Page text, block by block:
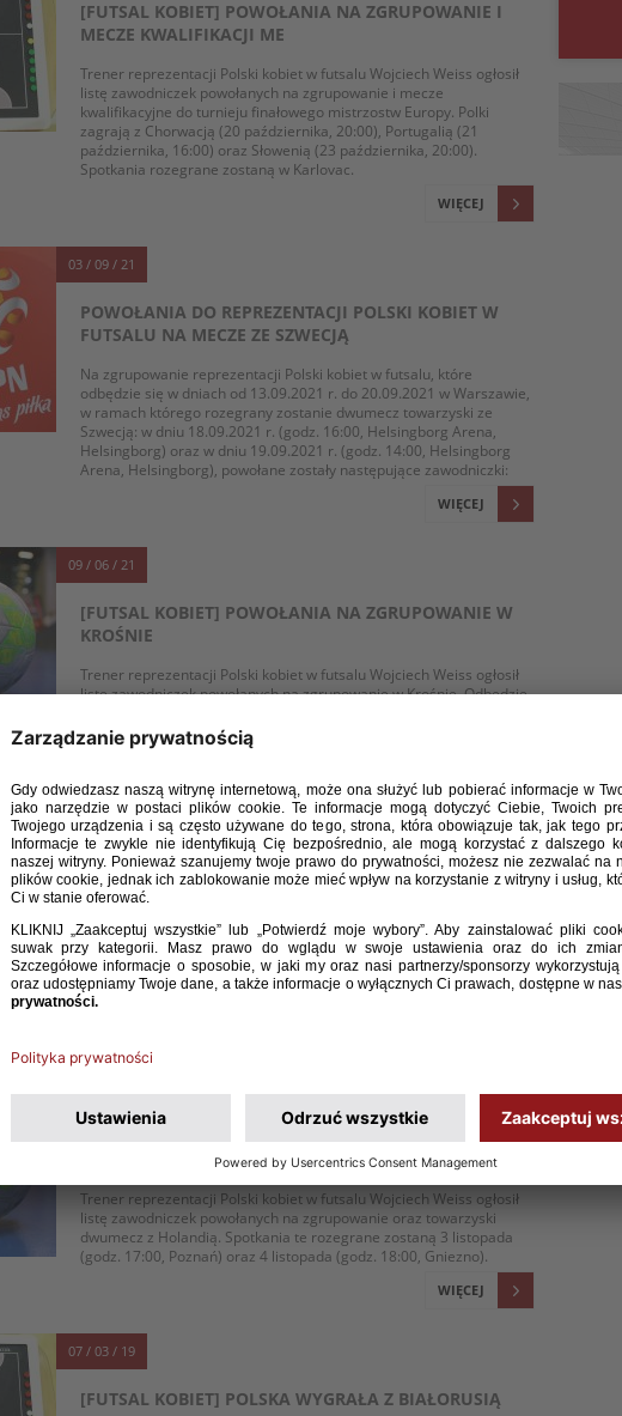
[FUTSAL KOBIET] POWOŁANIA NA ZGRUPOWANIE I
MECZE KWALIFIKACJI ME
Trener reprezentacji Polski kobiet w futsalu Wojciech Weiss ogłosił
listę zawodniczek powołanych na zgrupowanie i mecze
kwalifikacyjne do turnieju finałowego mistrzostw Europy. Polki
zagrają z Chorwacją (20 października, 20:00), Portugalią (21
października, 16:00) oraz Słowenią (23 października, 20:00).
Spotkania rozegrane zostaną w Karlovac.
WIĘCEJ
03 / 09 / 21
POWOŁANIA DO REPREZENTACJI POLSKI KOBIET W
FUTSALU NA MECZE ZE SZWECJĄ
Na zgrupowanie reprezentacji Polski kobiet w futsalu, które
odbędzie się w dniach od 13.09.2021 r. do 20.09.2021 w Warszawie,
w ramach którego rozegrany zostanie dwumecz towarzyski ze
Szwecją: w dniu 18.09.2021 r. (godz. 16:00, Helsingborg Arena,
Helsingborg) oraz w dniu 19.09.2021 r. (godz. 14:00, Helsingborg
Arena, Helsingborg), powołane zostały następujące zawodniczki:
WIĘCEJ
09 / 06 / 21
[FUTSAL KOBIET] POWOŁANIA NA ZGRUPOWANIE W
KROŚNIE
Trener reprezentacji Polski kobiet w futsalu Wojciech Weiss ogłosił
listę zawodniczek powołanych na zgrupowanie w Krośnie. Odbędzie
towarzyski dwumecz z Ukrainą (16 czerwca, 18:00, Użhorod oraz 17
czerwca, 12:00, Użhorod).
WIĘCEJ
12 / 05 / 21
POWOŁANIA NA ZGRUPOWANIE REPREZENTACJI
Na zgrupowanie reprezentacji Polski kobiet w futsalu, które
odbędzie się w dniach od 23.05.2021 r. do 28.05.2021 w Wałbrzychu,
powołane zostały następujące zawodniczki:
[FUTSAL KOBIET] POWOŁANIA NA TOWARZYSKI
DWUMECZ Z HOLANDIĄ
Trener reprezentacji Polski kobiet w futsalu Wojciech Weiss ogłosił
listę zawodniczek powołanych na zgrupowanie oraz towarzyski
dwumecz z Holandią. Spotkania te rozegrane zostaną 3 listopada
(godz. 17:00, Poznań) oraz 4 listopada (godz. 18:00, Gniezno).
WIĘCEJ
07 / 03 / 19
[FUTSAL KOBIET] POLSKA WYGRAŁA Z BIAŁORUSIĄ